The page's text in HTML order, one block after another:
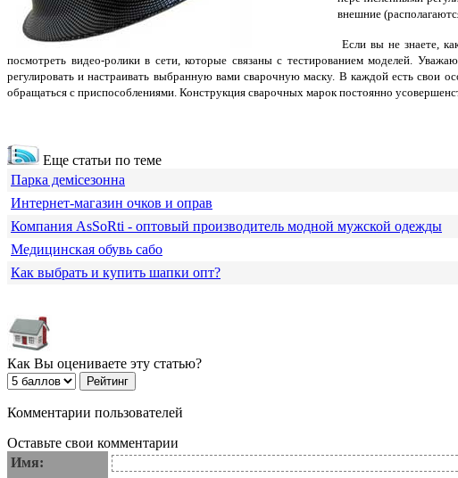
внешние
Если вы не знаете,
посмотреть видео-ролики в сети, которые связаны с тестированием моделей.
регулировать и настраивать выбранную вами сварочную маску. В каждой есть свои
обращаться с приспособлениями. Конструкция сварочных марок постоянно
Еще статьи по теме
Парка демісезонна
Интернет-магазин очков и оправ
Компания АsSoRti - оптовый производитель модной мужской одежды
Медицинская обувь сабо
Как выбрать и купить шапки опт?
Как Вы оцениваете эту статью?
Комментарии пользователей
Оставьте свои комментарии
Имя: